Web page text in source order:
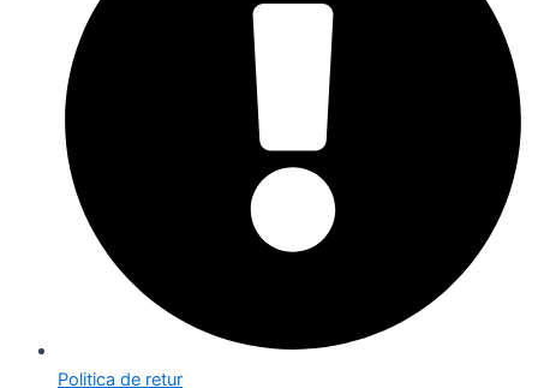
Politica de retur